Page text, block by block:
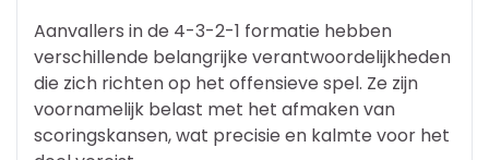
Aanvallers in de 4-3-2-1 formatie hebben
verschillende belangrijke verantwoordelijkheden
die zich richten op het offensieve spel. Ze zijn
voornamelijk belast met het afmaken van
scoringskansen, wat precisie en kalmte voor het